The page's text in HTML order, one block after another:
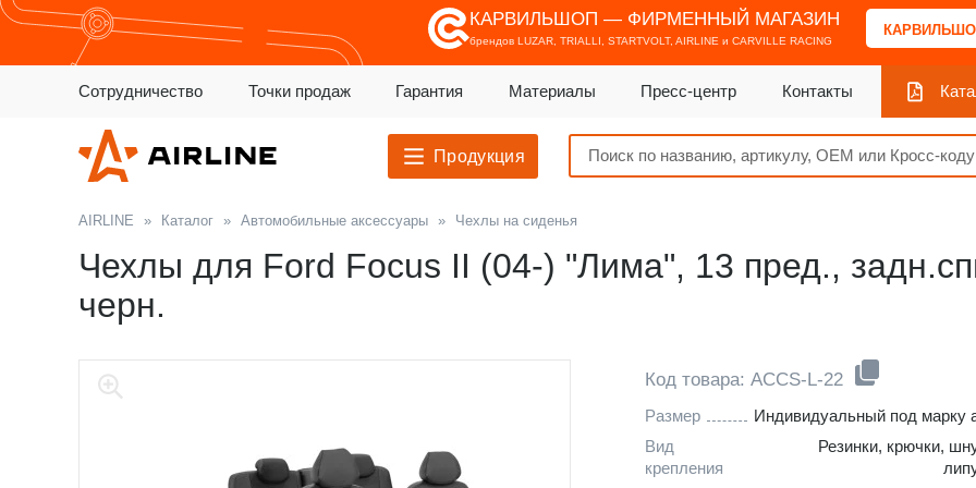
КАРВИЛЬШОП — ФИРМЕННЫЙ МАГАЗИН
брендов LUZAR, TRIALLI, STARTVOLT, AIRLINE и CARVILLE RACING
Сотрудничество Точки продаж Гарантия Материалы Пресс-центр Контакты
Продукция
AIRLINE » Каталог » Автомобильные аксессуары » Чехлы на сиденья
Чехлы для Ford Focus II (04-) "Лима", 13 пред.,
черн.
Код товара: ACCS-L-22
Размер
Индивидуальный под марку
Вид
крепления
Резинки, крючки,